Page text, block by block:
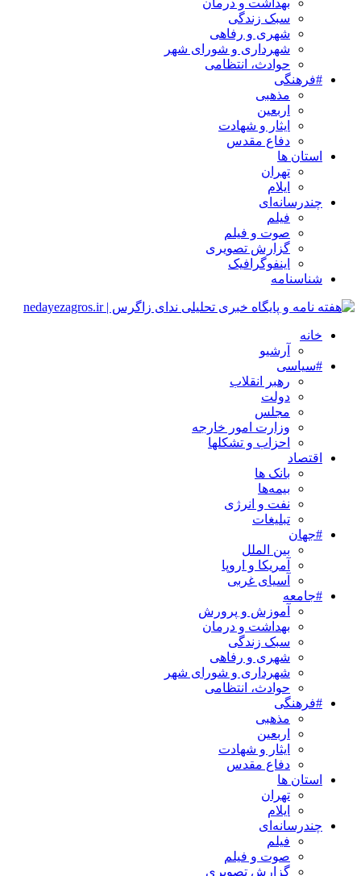
سبک زندگی
شهری و رفاهی
شهرداری و شورای شهر
حوادث، انتظامی
#فرهنگی
مذهبی
اربعین
ایثار و شهادت
دفاع مقدس
استان ها
تهران
ایلام
چندرسانه‌ای
فیلم
صوت و فیلم
گزارش تصویری
اینفوگرافیک
شناسنامه
خانه
آرشیو
#سیاسی
رهبر انقلاب
دولت
مجلس
وزارت امور خارجه
احزاب و تشکلها
اقتصاد
بانک ها
بیمه‌ها
نفت و انرژی
تبلیغات
#جهان
بین الملل
آمریکا و اروپا
آسیای غربی
#جامعه
آموزش و پرورش
بهداشت و درمان
سبک زندگی
شهری و رفاهی
شهرداری و شورای شهر
حوادث، انتظامی
#فرهنگی
مذهبی
اربعین
ایثار و شهادت
دفاع مقدس
استان ها
تهران
ایلام
چندرسانه‌ای
فیلم
صوت و فیلم
گزارش تصویری